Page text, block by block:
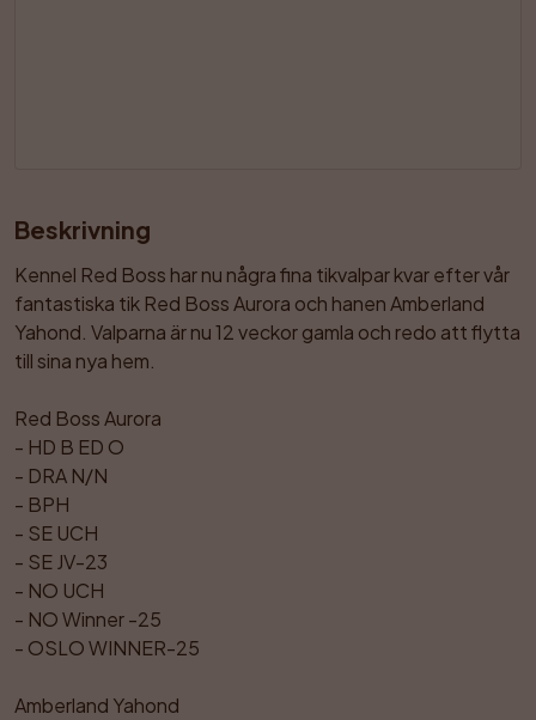
Beskrivning
Kennel Red Boss har nu några fina tikvalpar kvar efter vår
fantastiska tik Red Boss Aurora och hanen Amberland
Yahond. Valparna är nu 12 veckor gamla och redo att flytta
till sina nya hem.
Red Boss Aurora
- HD B ED O
- DRA N/N
- BPH
- SE UCH
- SE JV-23
- NO UCH
- NO Winner -25
- OSLO WINNER-25
Amberland Yahond